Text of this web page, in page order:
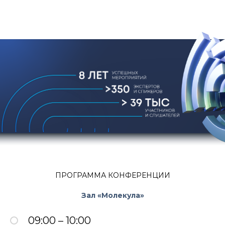
ПРОГРАММА КОНФЕРЕНЦИИ
Зал «Молекула»
09:00 – 10:00